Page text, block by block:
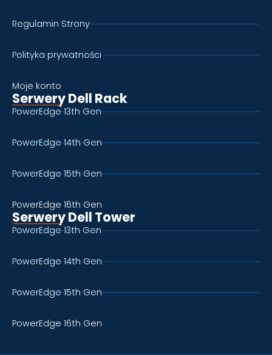
Serwery Dell Rack
PowerEdge 13th Gen
PowerEdge 14th Gen
PowerEdge 15th Gen
PowerEdge 16th Gen
Serwery Dell Tower
PowerEdge 13th Gen
PowerEdge 14th Gen
PowerEdge 15th Gen
PowerEdge 16th Gen
Regulamin Strony
Polityka prywatności
Moje konto